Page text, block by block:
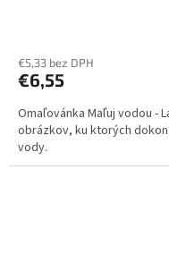
€5,33 bez DPH
€6,55
Omaľovánka Maľuj vodou -
obrázkov, ku ktorých
vody.